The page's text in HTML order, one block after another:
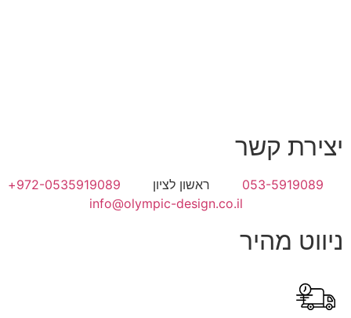
ניווט מהיר
יצירת קשר
053-5919089 ראשון לציון
972-0535919089+
info@olympic-design.co.il